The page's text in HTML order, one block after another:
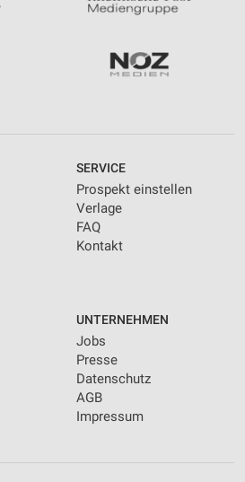
SERVICE
Prospekt einstellen
Verlage
FAQ
Kontakt
UNTERNEHMEN
Jobs
Presse
Datenschutz
AGB
Impressum